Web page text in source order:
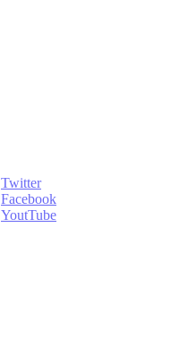
Twitter
Facebook
YoutTube